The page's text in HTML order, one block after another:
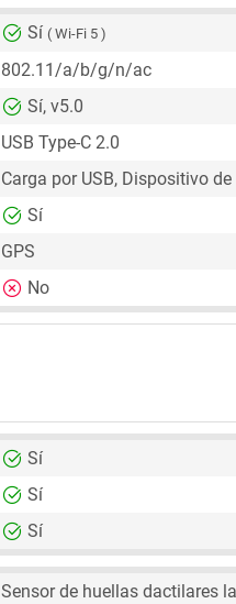
Sí ( Wi-Fi 5 )
802.11/a/b/g/n/ac
Sí, v5.0
USB Type-C 2.0
Carga por USB, Dispositivo
Sí
GPS
No
Sí
Sí
Sí
Sensor de huellas dactilares